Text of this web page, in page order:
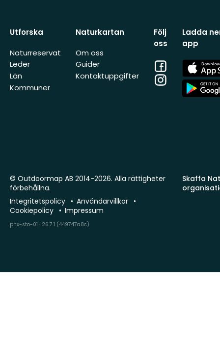
Utforska
Naturreservat
Leder
Län
Kommuner
Naturkartan
Om oss
Guider
Kontaktuppgifter
Följ
oss
Facebook
Instagram
Ladda
app
App
Store
App
Store
Skaffa
© Outdoormap AB 2014-2026. Alla rättigheter
förbehållna.
Integritetspolicy
Användarvillkor
Cookiepolicy
Impressum
phx-sto-01 · 26.7.1 (449747a8c)